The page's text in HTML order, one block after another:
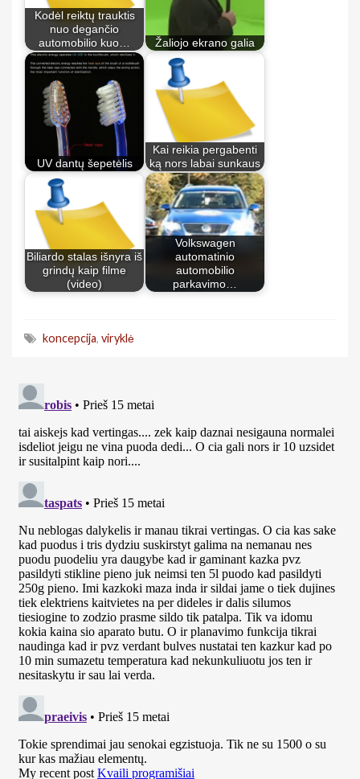
Kodėl reiktų trauktis
nuo degančio
automobilio kuo…
Žaliojo ekrano galia
UV dantų šepetėlis
Kai reikia pergabenti
ką nors labai sunkaus
Biliardo stalas išnyra iš
grindų kaip filme
(video)
Volkswagen
automatinio
automobilio
parkavimo…
koncepcija, viryklė